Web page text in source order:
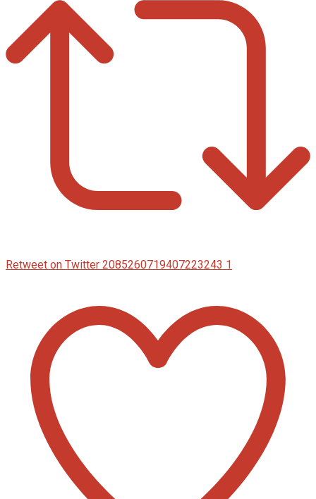
Retweet on Twitter 2085260719407223243 1